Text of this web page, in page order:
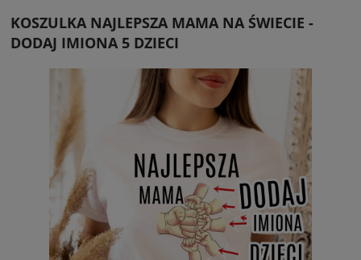
KOSZULKA NAJLEPSZA MAMA NA ŚWIECIE -
DODAJ IMIONA 5 DZIECI